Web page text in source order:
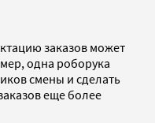
заказов может
одна роборука
смены и сделать
еще более